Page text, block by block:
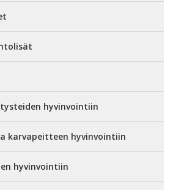
hyvinvointiin
karvapeitteen hyvinvointiin
hyvinvointiin